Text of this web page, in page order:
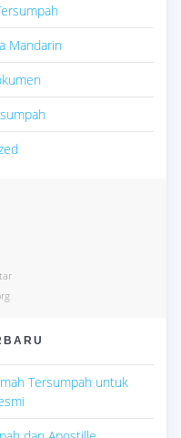
Mandarin
Tersumpah untuk